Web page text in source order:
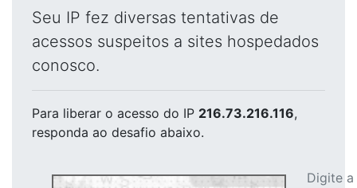
Seu IP fez diversas tentativas de
acessos suspeitos a sites hospedados
conosco.
Para liberar o acesso do IP 216.73.216.116,
responda ao desafio abaixo.
Digite